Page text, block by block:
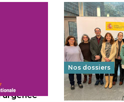
Nos dossiers
Éducation au